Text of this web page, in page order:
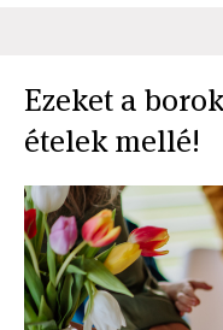
Ezeket a
ételek mellé!